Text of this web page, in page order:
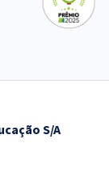
S/A